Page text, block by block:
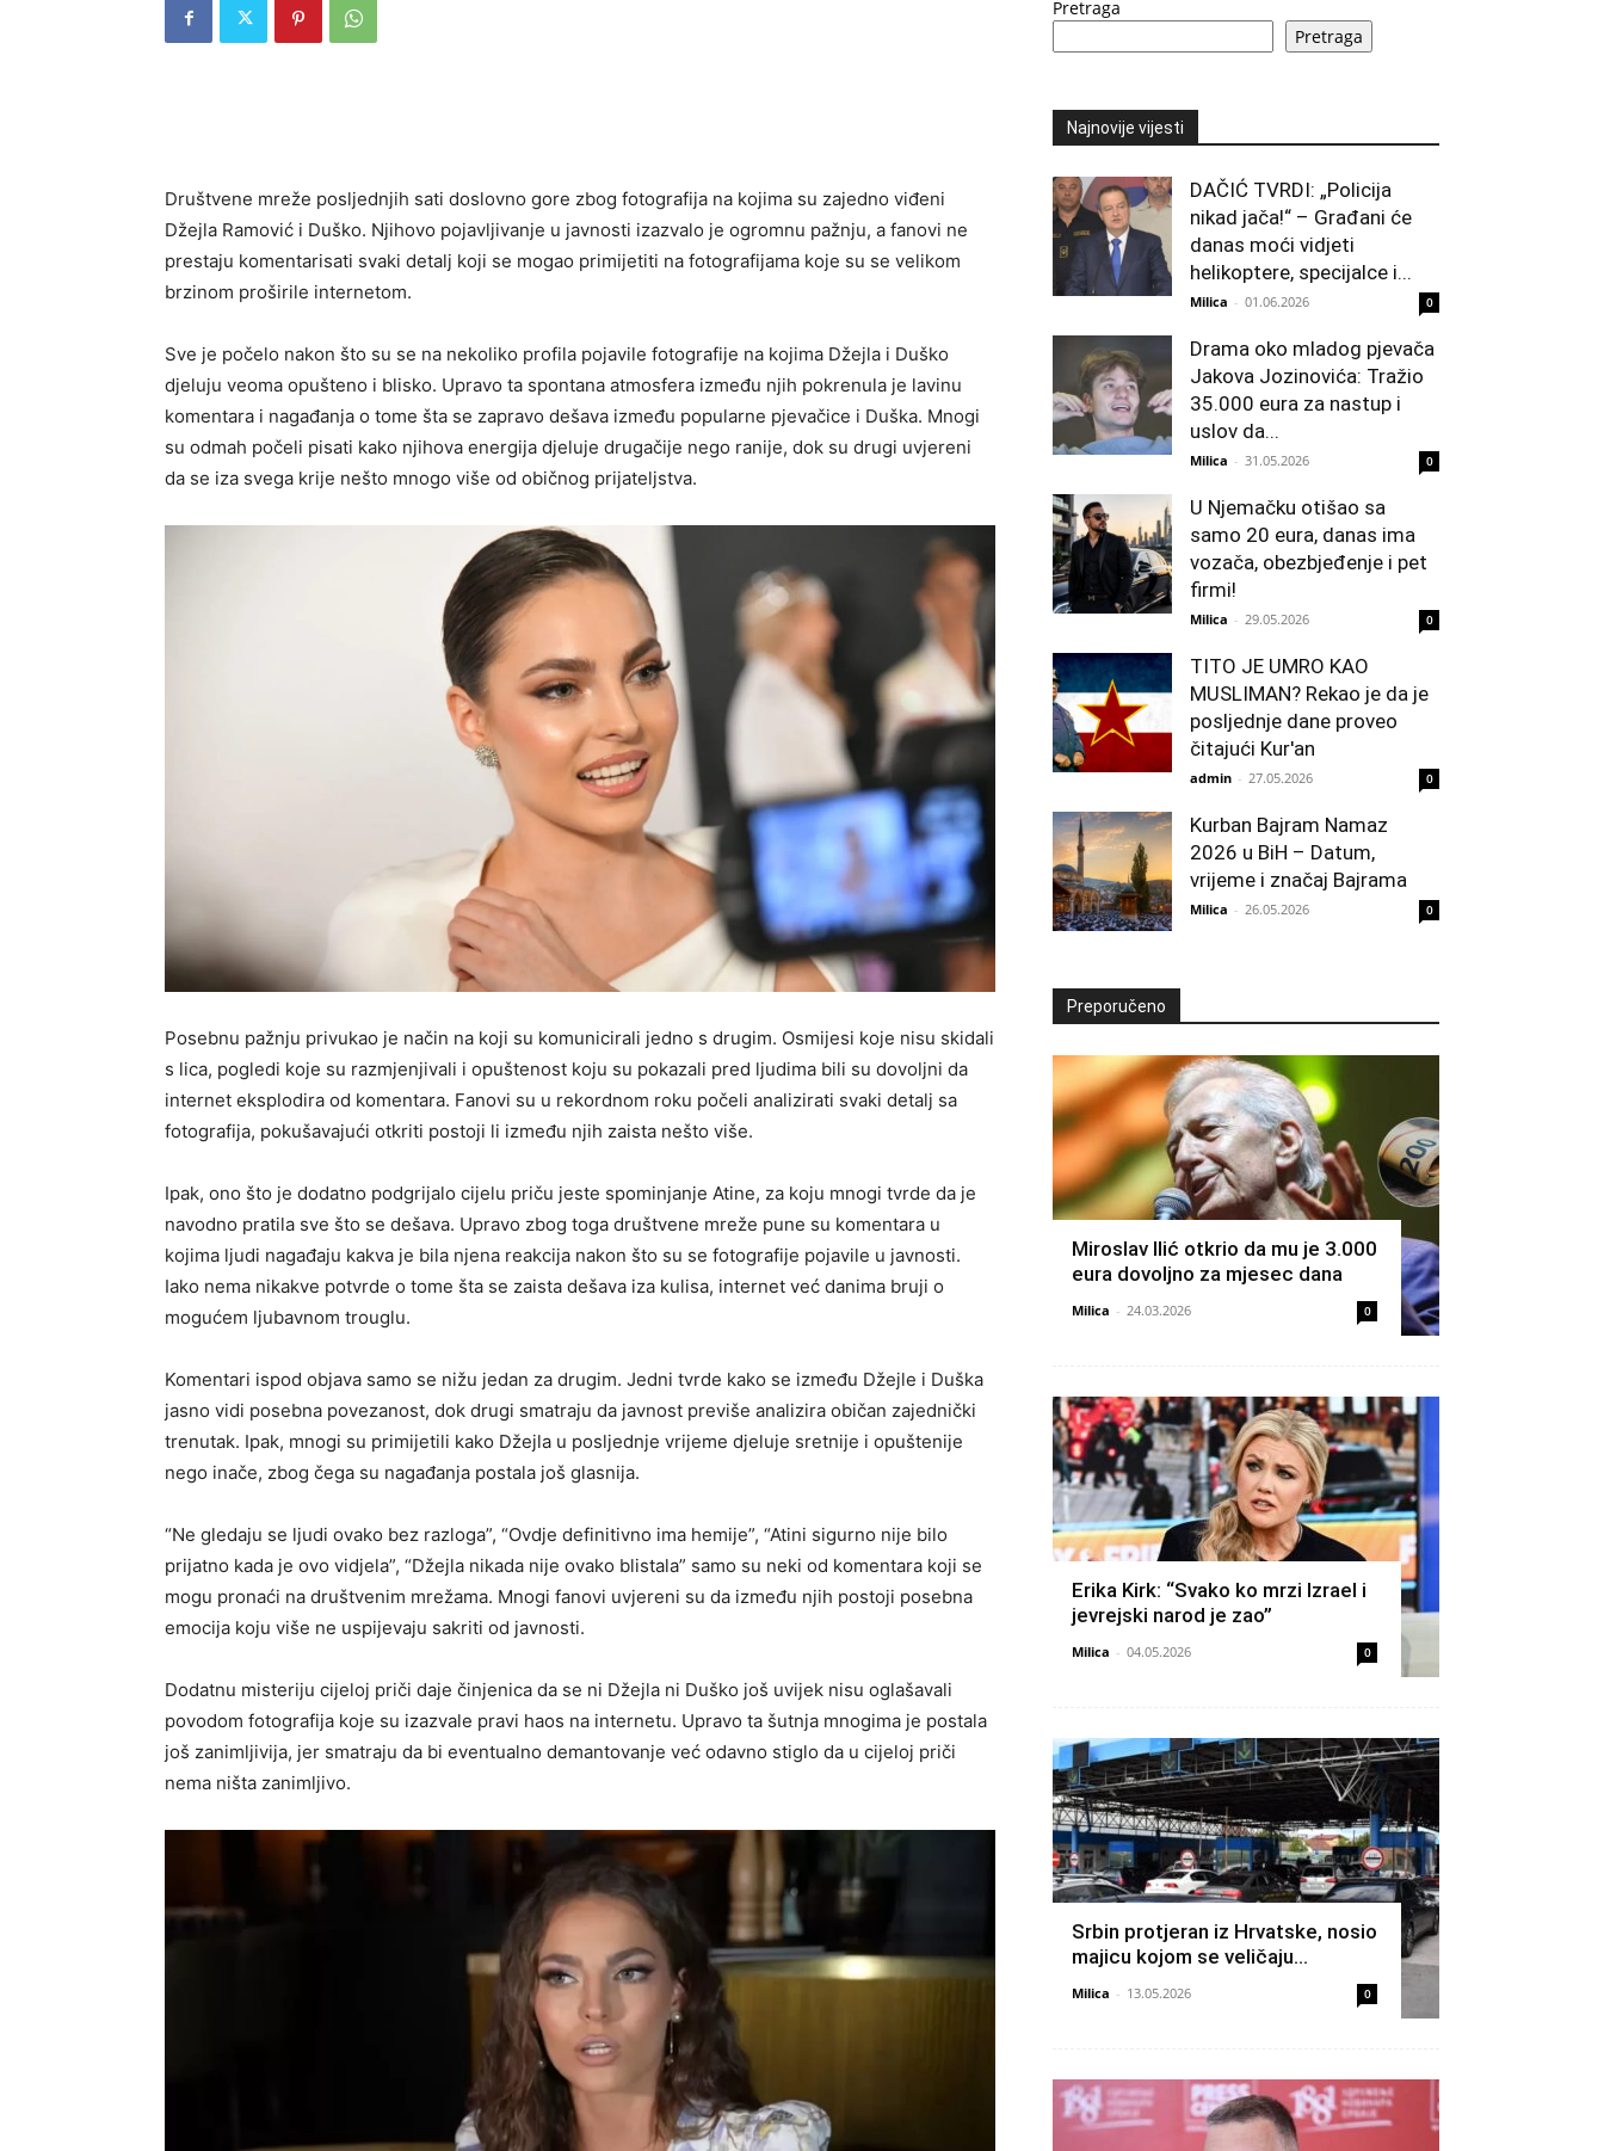
Društvene mreže posljednjih sati doslovno gore zbog fotografija na kojima su zajedno viđeni
Džejla Ramović i Duško. Njihovo pojavljivanje u javnosti izazvalo je ogromnu pažnju, a fanovi ne
prestaju komentarisati svaki detalj koji se mogao primijetiti na fotografijama koje su se velikom
brzinom proširile internetom.
Sve je počelo nakon što su se na nekoliko profila pojavile fotografije na kojima Džejla i Duško
djeluju veoma opušteno i blisko. Upravo ta spontana atmosfera između njih pokrenula je lavinu
komentara i nagađanja o tome šta se zapravo dešava između popularne pjevačice i Duška. Mnogi
su odmah počeli pisati kako njihova energija djeluje drugačije nego ranije, dok su drugi uvjereni
da se iza svega krije nešto mnogo više od običnog prijateljstva.
Posebnu pažnju privukao je način na koji su komunicirali jedno s drugim. Osmijesi koje nisu skidali
s lica, pogledi koje su razmjenjivali i opuštenost koju su pokazali pred ljudima bili su dovoljni da
internet eksplodira od komentara. Fanovi su u rekordnom roku počeli analizirati svaki detalj sa
fotografija, pokušavajući otkriti postoji li između njih zaista nešto više.
Ipak, ono što je dodatno podgrijalo cijelu priču jeste spominjanje Atine, za koju mnogi tvrde da je
navodno pratila sve što se dešava. Upravo zbog toga društvene mreže pune su komentara u
kojima ljudi nagađaju kakva je bila njena reakcija nakon što su se fotografije pojavile u javnosti.
Iako nema nikakve potvrde o tome šta se zaista dešava iza kulisa, internet već danima bruji o
mogućem ljubavnom trouglu.
Komentari ispod objava samo se nižu jedan za drugim. Jedni tvrde kako se između Džejle i Duška
jasno vidi posebna povezanost, dok drugi smatraju da javnost previše analizira običan zajednički
trenutak. Ipak, mnogi su primijetili kako Džejla u posljednje vrijeme djeluje sretnije i opuštenije
nego inače, zbog čega su nagađanja postala još glasnija.
“Ne gledaju se ljudi ovako bez razloga”, “Ovdje definitivno ima hemije”, “Atini sigurno nije bilo
prijatno kada je ovo vidjela”, “Džejla nikada nije ovako blistala” samo su neki od komentara koji se
mogu pronaći na društvenim mrežama. Mnogi fanovi uvjereni su da između njih postoji posebna
emocija koju više ne uspijevaju sakriti od javnosti.
Dodatnu misteriju cijeloj priči daje činjenica da se ni Džejla ni Duško još uvijek nisu oglašavali
povodom fotografija koje su izazvale pravi haos na internetu. Upravo ta šutnja mnogima je postala
još zanimljivija, jer smatraju da bi eventualno demantovanje već odavno stiglo da u cijeloj priči
nema ništa zanimljivo.
Pretraga
Pretraga
Najnovije vijesti
DAČIĆ TVRDI: „Policija
nikad jača!“ – Građani će
danas moći vidjeti
helikoptere, specijalce i...
Milica - 01.06.2026 0
Drama oko mladog pjevača
Jakova Jozinovića: Tražio
35.000 eura za nastup i
uslov da...
Milica - 31.05.2026 0
U Njemačku otišao sa
samo 20 eura, danas ima
vozača, obezbjeđenje i pet
firmi!
Milica - 29.05.2026 0
TITO JE UMRO KAO
MUSLIMAN? Rekao je da je
posljednje dane proveo
čitajući Kur'an
admin - 27.05.2026 0
Kurban Bajram Namaz
2026 u BiH – Datum,
vrijeme i značaj Bajrama
Milica - 26.05.2026 0
Preporučeno
Miroslav Ilić otkrio da mu je 3.000
eura dovoljno za mjesec dana
Milica - 24.03.2026 0
Erika Kirk: “Svako ko mrzi Izrael i
jevrejski narod je zao”
Milica - 04.05.2026 0
Srbin protjeran iz Hrvatske, nosio
majicu kojom se veličaju…
Milica - 13.05.2026 0